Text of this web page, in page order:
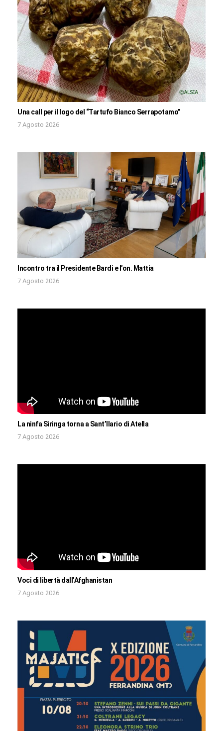
Una call per il logo del “Tartufo Bianco Serrapotamo”
7 Agosto 2026
Incontro tra il Presidente Bardi e l’on. Mattia
7 Agosto 2026
La ninfa Siringa torna a Sant’Ilario di Atella
7 Agosto 2026
Voci di libertà dall’Afghanistan
7 Agosto 2026